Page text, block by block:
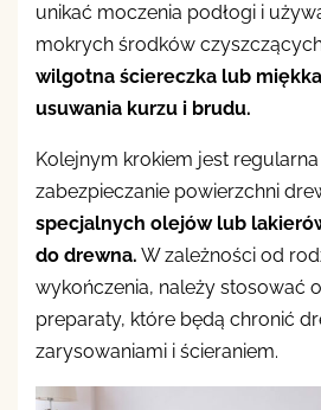
unikać moczenia podłogi i
mokrych środków
wilgotna ściereczka lub
usuwania kurzu i brudu.
Kolejnym krokiem jest
zabezpieczanie powierzchni
specjalnych olejów lub
do drewna. W zależności od
wykończenia, należy stosować
preparaty, które będą chronić
zarysowaniami i ścieraniem.